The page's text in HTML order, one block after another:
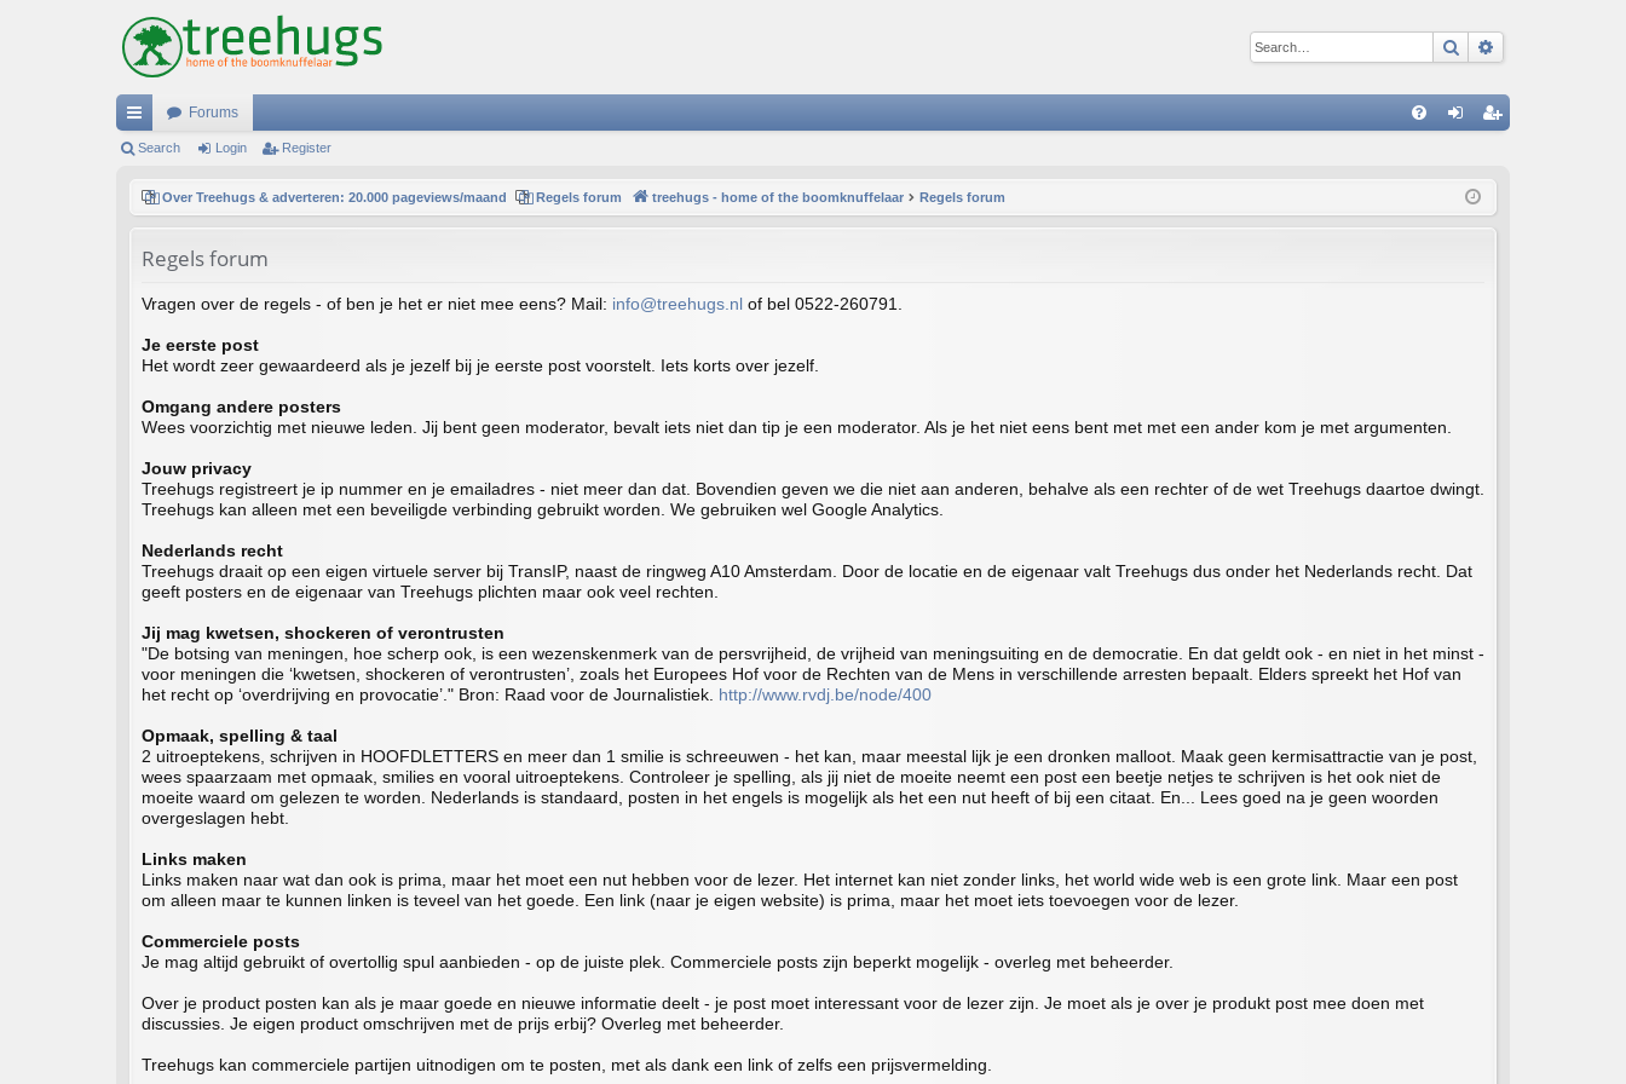
Search
ui
Forums
ist
Search Login Register
Over Treehugs & adverteren: 20.000 pageviews/maand Regels forum treehugs - home of the boomknuffelaar Regels forum
Regels forum
Vragen over de regels - of ben je het er niet mee eens? Mail: info@treehugs.nl of bel 0522-260791.
Je eerste post
Het wordt zeer gewaardeerd als je jezelf bij je eerste post voorstelt. Iets korts over jezelf.
Omgang andere posters
Wees voorzichtig met nieuwe leden. Jij bent geen moderator, bevalt iets niet dan tip je een moderator. Als je het niet eens bent met met een ander kom je met argumenten.
Jouw privacy
Treehugs registreert je ip nummer en je emailadres - niet meer dan dat. Bovendien geven we die niet aan anderen, behalve als een rechter of de wet Treehugs daartoe dwingt.
Treehugs kan alleen met een beveiligde verbinding gebruikt worden. We gebruiken wel Google Analytics.
Nederlands recht
Treehugs draait op een eigen virtuele server bij TransIP, naast de ringweg A10 Amsterdam. Door de locatie en de eigenaar valt Treehugs dus onder het Nederlands recht. Dat
geeft posters en de eigenaar van Treehugs plichten maar ook veel rechten.
Jij mag kwetsen, shockeren of verontrusten
"De botsing van meningen, hoe scherp ook, is een wezenskenmerk van de persvrijheid, de vrijheid van meningsuiting en de democratie. En dat geldt ook - en niet in het minst -
voor meningen die ‘kwetsen, shockeren of verontrusten’, zoals het Europees Hof voor de Rechten van de Mens in verschillende arresten bepaalt. Elders spreekt het Hof van
het recht op ‘overdrijving en provocatie’." Bron: Raad voor de Journalistiek. http://www.rvdj.be/node/400
Opmaak, spelling & taal
2 uitroeptekens, schrijven in HOOFDLETTERS en meer dan 1 smilie is schreeuwen - het kan, maar meestal lijk je een dronken malloot. Maak geen kermisattractie van je post,
wees spaarzaam met opmaak, smilies en vooral uitroeptekens. Controleer je spelling, als jij niet de moeite neemt een post een beetje netjes te schrijven is het ook niet de
moeite waard om gelezen te worden. Nederlands is standaard, posten in het engels is mogelijk als het een nut heeft of bij een citaat. En... Lees goed na je geen woorden
overgeslagen hebt.
Links maken
Links maken naar wat dan ook is prima, maar het moet een nut hebben voor de lezer. Het internet kan niet zonder links, het world wide web is een grote link. Maar een post
om alleen maar te kunnen linken is teveel van het goede. Een link (naar je eigen website) is prima, maar het moet iets toevoegen voor de lezer.
Commerciele posts
Je mag altijd gebruikt of overtollig spul aanbieden - op de juiste plek. Commerciele posts zijn beperkt mogelijk - overleg met beheerder.
Over je product posten kan als je maar goede en nieuwe informatie deelt - je post moet interessant voor de lezer zijn. Je moet als je over je produkt post mee doen met
discussies. Je eigen product omschrijven met de prijs erbij? Overleg met beheerder.
Treehugs kan commerciele partijen uitnodigen om te posten, met als dank een link of zelfs een prijsvermelding.